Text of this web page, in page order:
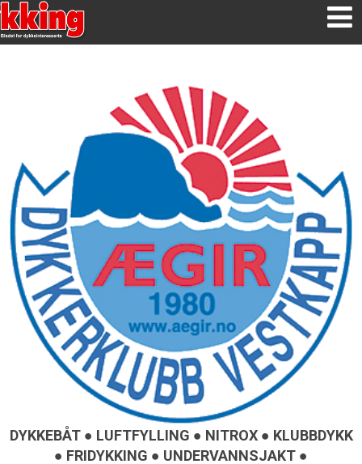
DYKKEBÅT ● LUFTFYLLING ● NITROX ● KLUBBDYKK
● FRIDYKKING ● UNDERVANNSJAKT ●